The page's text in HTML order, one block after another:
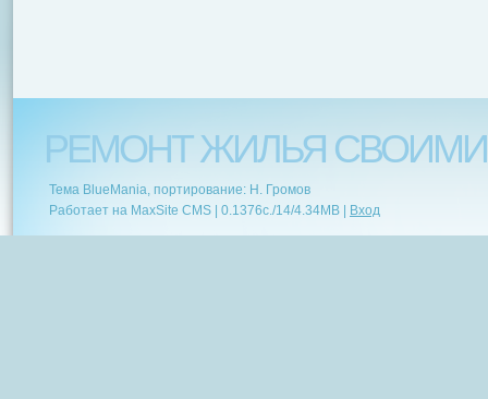
РЕМОНТ ЖИЛЬЯ
Тема BlueMania, портирование: Н. Громов
Работает на MaxSite CMS | 0.1376c./14/4.34MB | Вход